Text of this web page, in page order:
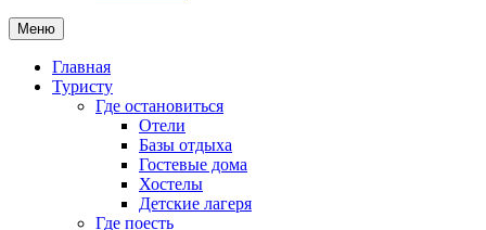
Меню
Главная
Туристу
Где остановиться
Отели
Базы отдыха
Гостевые дома
Хостелы
Детские лагеря
Где поесть